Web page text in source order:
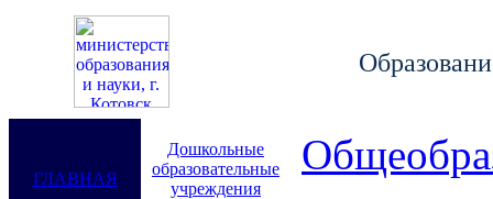
ГЛАВНАЯ
Дошкольные
образовательные
учреждения